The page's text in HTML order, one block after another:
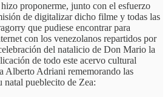
proponerme, junto con el esfuerzo
de digitalizar dicho filme y todas las
que pudiese encontrar para
con los venezolanos repartidos por
del natalicio de Don Mario la
de todo este acervo cultural
Alberto Adriani rememorando las
natal pueblecito de Zea: